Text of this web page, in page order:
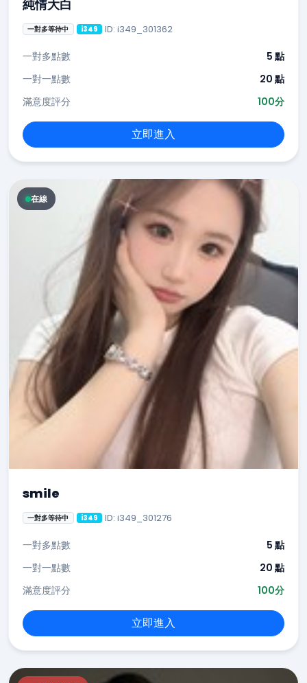
純情大白
一對多等待中 i349 ID: i349_301362
一對多點數
5 點
一對一點數
20 點
滿意度評分
100分
立即進入
在線
smile
一對多等待中 i349 ID: i349_301276
一對多點數
5 點
一對一點數
20 點
滿意度評分
100分
立即進入